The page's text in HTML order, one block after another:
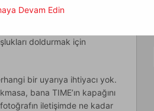
bir komplosu oldu. TIME’ın
Erdoğan’a benim
doldurmak için
bir uyarıya ihtiyacı yok.
bana TIME’ın kapağını
iletişimde ne kadar
Devam Edin